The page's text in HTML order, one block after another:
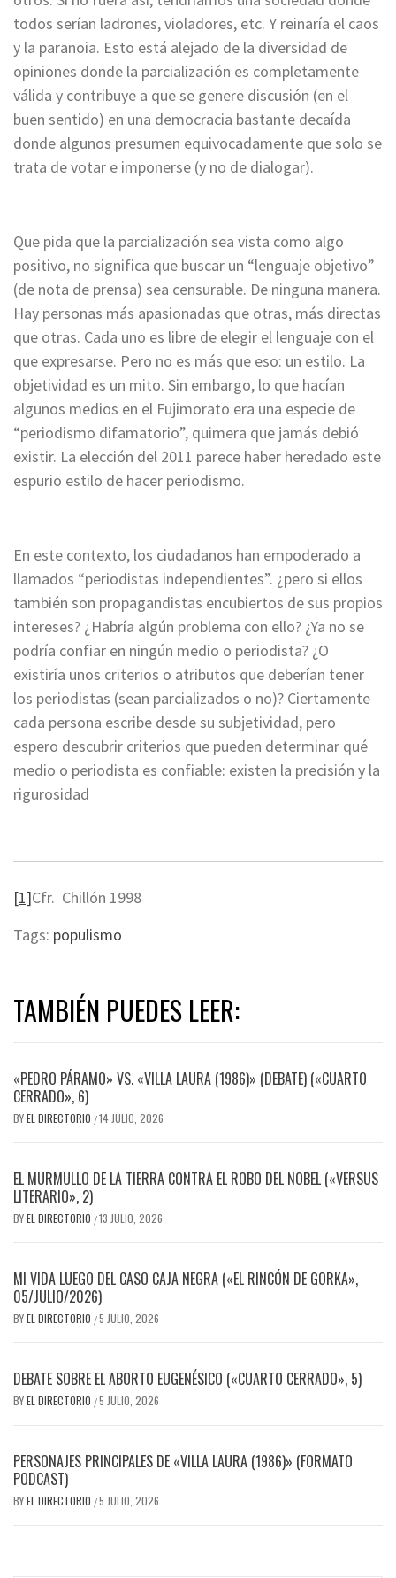
todos serían ladrones, violadores, etc. Y reinaría el caos
y la paranoia. Esto está alejado de la diversidad de
opiniones donde la parcialización es completamente
válida y contribuye a que se genere discusión (en el
buen sentido) en una democracia bastante decaída
donde algunos presumen equivocadamente que solo se
trata de votar e imponerse (y no de dialogar).
Que pida que la parcialización sea vista como algo
positivo, no significa que buscar un “lenguaje objetivo”
(de nota de prensa) sea censurable. De ninguna manera.
Hay personas más apasionadas que otras, más directas
que otras. Cada uno es libre de elegir el lenguaje con el
que expresarse. Pero no es más que eso: un estilo. La
objetividad es un mito. Sin embargo, lo que hacían
algunos medios en el Fujimorato era una especie de
“periodismo difamatorio”, quimera que jamás debió
existir. La elección del 2011 parece haber heredado este
espurio estilo de hacer periodismo.
En este contexto, los ciudadanos han empoderado a
llamados “periodistas independientes”. ¿pero si ellos
también son propagandistas encubiertos de sus propios
intereses? ¿Habría algún problema con ello? ¿Ya no se
podría confiar en ningún medio o periodista? ¿O
existiría unos criterios o atributos que deberían tener
los periodistas (sean parcializados o no)? Ciertamente
cada persona escribe desde su subjetividad, pero
espero descubrir criterios que pueden determinar qué
medio o periodista es confiable: existen la precisión y la
rigurosidad
[1]Cfr. Chillón 1998
Tags: populismo
TAMBIÉN PUEDES LEER:
«PEDRO PÁRAMO» VS. «VILLA LAURA (1986)» (DEBATE) («CUARTO
CERRADO», 6)
BYEL DIRECTORIO /14 JULIO, 2026
EL MURMULLO DE LA TIERRA CONTRA EL ROBO DEL NOBEL («VERSUS
LITERARIO», 2)
BYEL DIRECTORIO /13 JULIO, 2026
MI VIDA LUEGO DEL CASO CAJA NEGRA («EL RINCÓN DE GORKA»,
05/JULIO/2026)
BYEL DIRECTORIO /5 JULIO, 2026
DEBATE SOBRE EL ABORTO EUGENÉSICO («CUARTO CERRADO», 5)
BYEL DIRECTORIO /5 JULIO, 2026
PERSONAJES PRINCIPALES DE «VILLA LAURA (1986)» (FORMATO
PODCAST)
BYEL DIRECTORIO /5 JULIO, 2026